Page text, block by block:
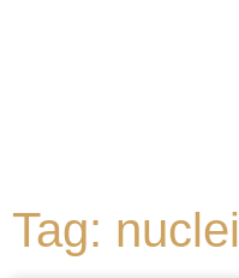
Tag: nuclei